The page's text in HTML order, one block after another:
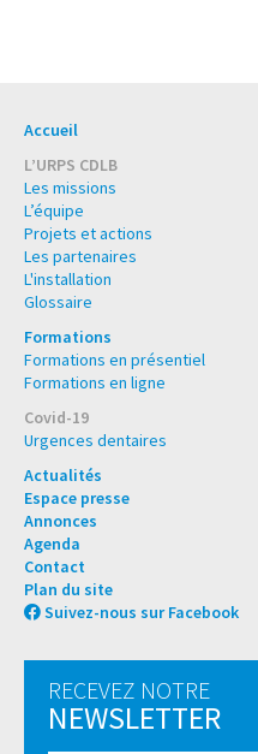
Accueil
L’URPS CDLB
Les missions
L’équipe
Projets et actions
Les partenaires
L'installation
Glossaire
Formations
Formations en présentiel
Formations en ligne
Covid-19
Urgences dentaires
Actualités
Espace presse
Annonces
Agenda
Contact
Plan du site
Suivez-nous sur Facebook
RECEVEZ NOTRE
NEWSLETTER